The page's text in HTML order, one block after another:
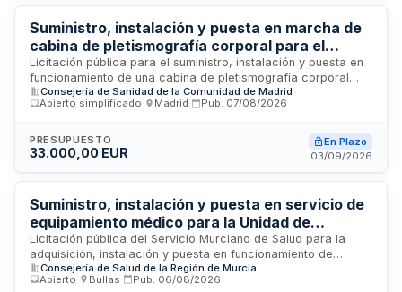
formación del personal, pruebas de aceptación, suministro
de componentes y mantenimiento durante el período de
garantía.
Suministro, instalación y puesta en marcha de
cabina de pletismografía corporal para el
Servicio de Neumología del Hospital
Universitario del Henares
Licitación pública para el suministro, instalación y puesta en
funcionamiento de una cabina de pletismografía corporal
destinada al Servicio de Neumología del Hospital
Universitario del Henares. El contrato incluye la entrega del
puesta en marcha y un período de garantía de doce meses
desde la puesta en funcionamiento. La empresa
ejecutar los servicios de transporte, entrega, instalación y
servicio postventa, pudiendo subcontratar solo previa
comunicación y aceptación del hospital.
Consejería de Sanidad de la Comunidad de Madrid
Abierto simplificado
Madrid Pub. 07/08/2026
PRESUPUESTO
33.000,00 EUR
En Plazo
03/09/2026
Suministro, instalación y puesta en servicio de
equipamiento médico para la Unidad de
Cuidados Intensivos del Hospital Comarcal del
Noroeste
Licitación pública del Servicio Murciano de Salud para la
adquisición, instalación y puesta en funcionamiento de
equipamiento especializado destinado a la Unidad de
Cuidados Intensivos del Hospital Comarcal del Noroeste de
Consejería de Salud de la Región de Murcia
Abierto
Bullas Pub. 06/08/2026